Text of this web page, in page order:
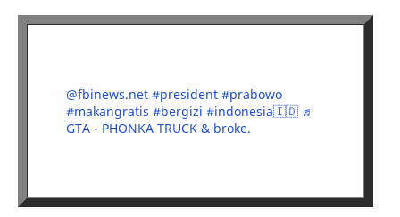
@fbinews.net #president #prabowo
#makangratis #bergizi #indonesia🇮🇩 ♬
GTA - PHONKA TRUCK & broke.